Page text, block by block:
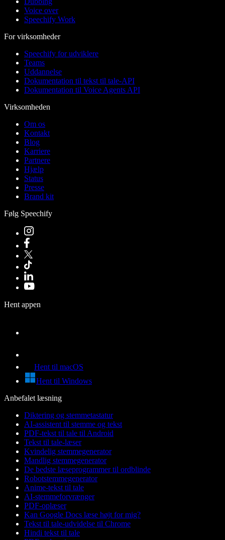
Voice over
Speechify Work
For virksomheder
Speechify for udviklere
Teams
Uddannelse
Dokumentation til tekst til tale-API
Dokumentation til Voice Agents API
Virksomheden
Om os
Kontakt
Blog
Karriere
Partnere
Hjælp
Status
Presse
Brand kit
Følg Speechify
Hent appen
Hent til macOS
Hent til Windows
Anbefalet læsning
Diktering og stemmetastatur
AI-assistent til stemme og tekst
PDF-tekst til tale til Android
Tekst til tale-læser
Kvindelig stemmegenerator
Mandlig stemmegenerator
De bedste læseprogrammer til ordblinde
Robotstemmegenerator
Anime-tekst til tale
AI-stemmeforvrænger
PDF-oplæser
Kan Google Docs læse højt for mig?
Tekst til tale-udvidelse til Chrome
Hindi tekst til tale